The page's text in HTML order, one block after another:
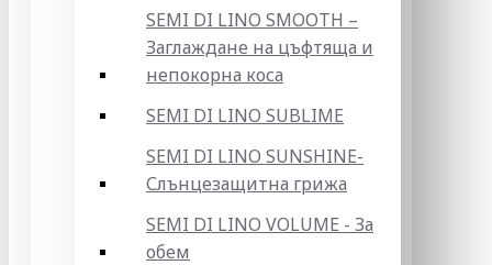
SEMI DI LINO SMOOTH –
Заглаждане на цъфтяща и
непокорна коса
SEMI DI LINO SUBLIME
SEMI DI LINO SUNSHINE-
Слънцезащитна грижа
SEMI DI LINO VOLUME - За
обем